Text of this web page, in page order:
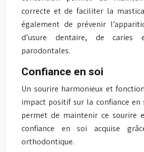
correcte et de faciliter la
également de prévenir
d’usure dentaire, de caries
parodontales.
Confiance en soi
Un sourire harmonieux et
impact positif sur la confiance en
permet de maintenir ce sourire
confiance en soi acquise
orthodontique.